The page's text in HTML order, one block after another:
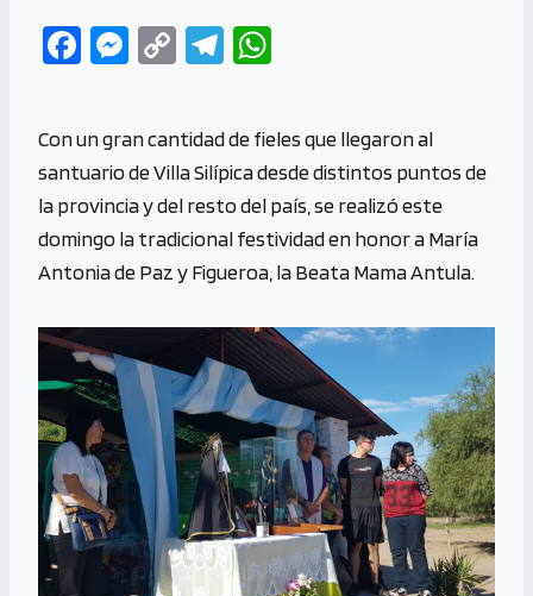
Fa
o
o
k
M
n
g
er
C
py
Li
n
k
Te
gr
a
m
at
s
A
p
p
Con un gran cantidad de fieles que llegaron al
santuario de Villa Silípica desde distintos puntos de
la provincia y del resto del país, se realizó este
domingo la tradicional festividad en honor a María
Antonia de Paz y Figueroa, la Beata Mama Antula.